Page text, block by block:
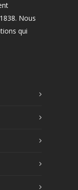
Nous
qui